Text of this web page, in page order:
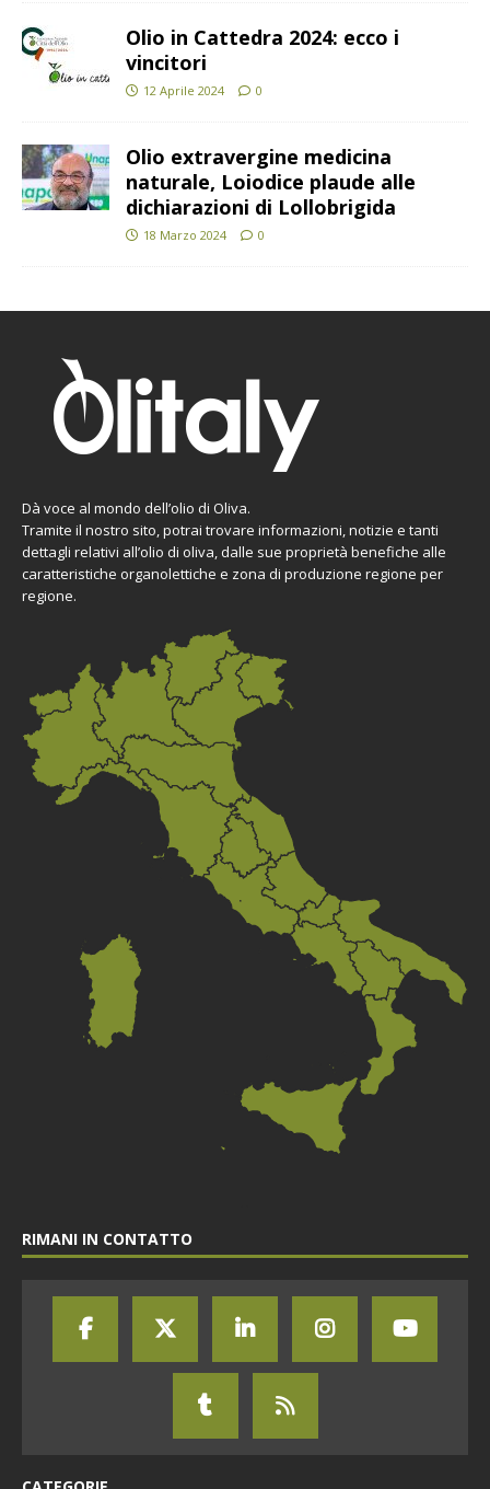
Olio in Cattedra 2024: ecco i
vincitori
12 Aprile 2024 0
Olio extravergine medicina
naturale, Loiodice plaude alle
dichiarazioni di Lollobrigida
18 Marzo 2024 0
Dà voce al mondo dell’olio di Oliva.
Tramite il nostro sito, potrai trovare informazioni, notizie e tanti
dettagli relativi all’olio di oliva, dalle sue proprietà benefiche alle
caratteristiche organolettiche e zona di produzione regione per
regione.
RIMANI IN CONTATTO